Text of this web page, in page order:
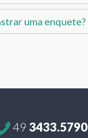
uma enquete?
49 3433.5790